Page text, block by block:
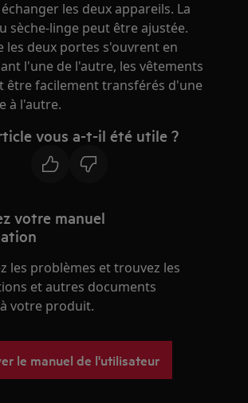
les deux appareils. La
sèche-linge peut être ajustée.
les deux portes s'ouvrent en
l'une de l'autre, les vêtements
être facilement transférés d'une
à l'autre.
vous a-t-il été utile ?
votre manuel
les problèmes et trouvez les
et autres documents
votre produit.
le manuel de l'utilisateur